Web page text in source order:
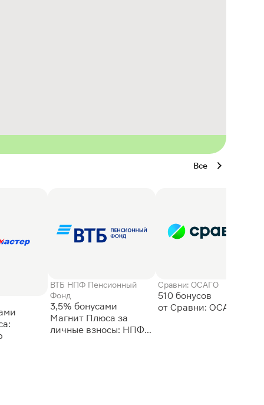
Все
ВТБ НПФ Пенсионный
Фонд
3,5% бонусами
Магнит Плюса за
личные взносы: НПФ
Сравни: ОСАГО
510 бонусов